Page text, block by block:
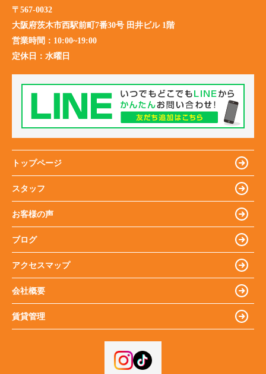
〒567-0032
大阪府茨木市西駅前町7番30号 田井ビル 1階
営業時間： 10:00~19:00
定休日： 水曜日
トップページ
スタッフ
お客様の声
ブログ
アクセスマップ
会社概要
賃貸管理